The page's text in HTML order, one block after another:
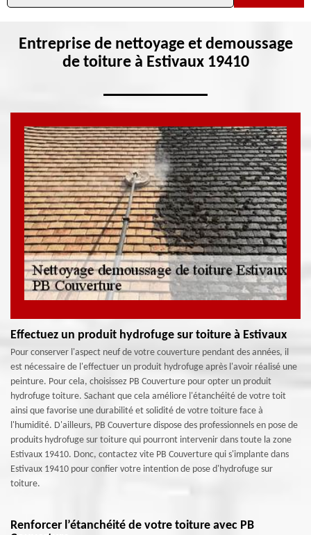
Entreprise de nettoyage et demoussage
de toiture à Estivaux 19410
Effectuez un produit hydrofuge sur toiture à Estivaux
Pour conserver l'aspect neuf de votre couverture pendant des années, il
est nécessaire de l'effectuer un produit hydrofuge après l'avoir réalisé une
peinture. Pour cela, choisissez PB Couverture pour opter un produit
hydrofuge toiture. Sachant que cela améliore l'étanchéité de votre toit
ainsi que favorise une durabilité et solidité de votre toiture face à
l'humidité. D'ailleurs, PB Couverture dispose des professionnels en pose de
produits hydrofuge sur toiture qui pourront intervenir dans toute la zone
Estivaux 19410. Donc, contactez vite PB Couverture qui s'implante dans
Estivaux 19410 pour confier votre intention de pose d'hydrofuge sur
toiture.
Renforcer l’étanchéité de votre toiture avec PB